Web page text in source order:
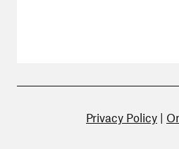
Privacy Policy |